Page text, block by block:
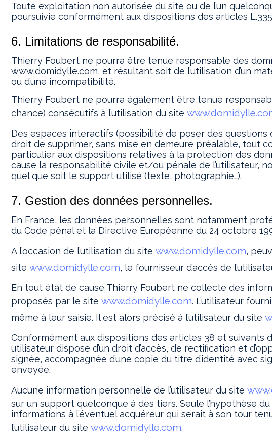
Toute exploitation non autorisée du site ou de l’un
poursuivie conformément aux dispositions des articles
6. Limitations de responsabilité.
Thierry Foubert ne pourra être tenue responsable des
www.domidylle.com, et résultant soit de l’utilisation d’un
ou d’une incompatibilité.
Thierry Foubert ne pourra également être tenue
chance) consécutifs à l’utilisation du site
Des espaces interactifs (possibilité de poser des
droit de supprimer, sans mise en demeure préalable, tout
particulier aux dispositions relatives à la protection des
cause la responsabilité civile et/ou pénale de l’utilisateur,
quel que soit le support utilisé (texte, photographie…).
7. Gestion des données personnelles.
En France, les données personnelles sont notamment
du Code pénal et la Directive Européenne du 24 octobre
A l’occasion de l’utilisation du site www.domidylle.com,
site www.domidylle.com, le fournisseur d’accès de
En tout état de cause Thierry Foubert ne collecte des
proposés par le site www.domidylle.com. L’utilisateur
même à leur saisie. Il est alors précisé à l’utilisateur du site
Conformément aux dispositions des articles 38 et suivants
utilisateur dispose d’un droit d’accès, de rectification et
signée, accompagnée d’une copie du titre d’identité avec
envoyée.
Aucune information personnelle de l’utilisateur du site
sur un support quelconque à des tiers. Seule l’hypothèse
informations à l’éventuel acquéreur qui serait à son tour
l’utilisateur du site www.domidylle.com.